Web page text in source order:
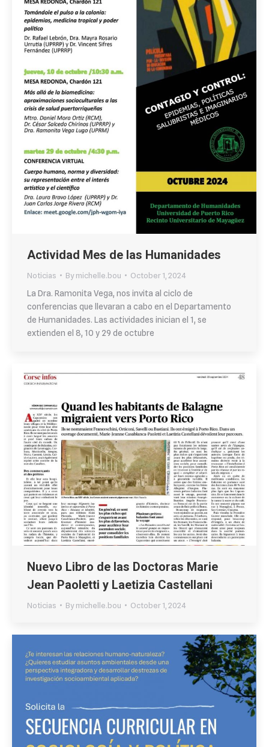
Actividad Mes de las Humanidades
Noticias Bymichelle.bou
October 1, 2024
La Dra. Ramonita Vega, nos invita al ciclo de
conferencias que llevaran a cabo en el Departamento
de Humanidades. Las actividades inician el 1, se
extienden el 8, 10 y 29 de octubre
Nuevo Libro de las Doctoras Marie
Jean Paoletti y Laetizia Castellani
Noticias Bymichelle.bou October 1, 2024